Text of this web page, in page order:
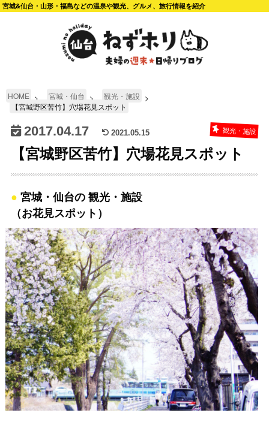
宮城&仙台・山形・福島などの温泉や観光、グルメ、旅行情報を紹介
HOME 宮城・仙台
観光・施設
【宮城野区苦竹】穴場花見スポット
2017.04.17 2021.05.15 観光・施設
【宮城野区苦竹】穴場花見スポット
宮城・仙台の 観光・施設
（お花見スポット）